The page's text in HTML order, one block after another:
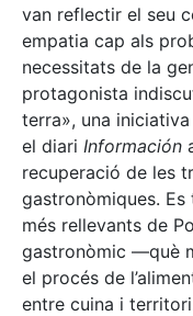
van reflectir el seu
empatia cap als
necessitats de la
protagonista
terra», una
el diari Información
recuperació de les
gastronòmiques. Es
més rellevants de
gastronòmic —què
el procés de
entre cuina i